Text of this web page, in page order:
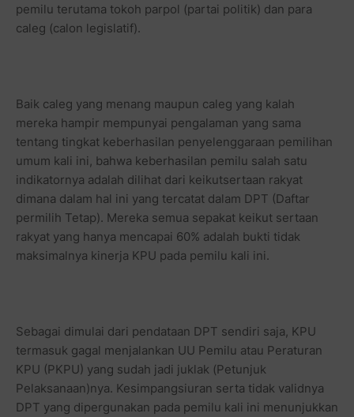
pemilu terutama tokoh parpol (partai politik) dan para
caleg (calon legislatif).
Baik caleg yang menang maupun caleg yang kalah
mereka hampir mempunyai pengalaman yang sama
tentang tingkat keberhasilan penyelenggaraan pemilihan
umum kali ini, bahwa keberhasilan pemilu salah satu
indikatornya adalah dilihat dari keikutsertaan rakyat
dimana dalam hal ini yang tercatat dalam DPT (Daftar
permilih Tetap). Mereka semua sepakat keikut sertaan
rakyat yang hanya mencapai 60% adalah bukti tidak
maksimalnya kinerja KPU pada pemilu kali ini.
Sebagai dimulai dari pendataan DPT sendiri saja, KPU
termasuk gagal menjalankan UU Pemilu atau Peraturan
KPU (PKPU) yang sudah jadi juklak (Petunjuk
Pelaksanaan)nya. Kesimpangsiuran serta tidak validnya
DPT yang dipergunakan pada pemilu kali ini menunjukkan